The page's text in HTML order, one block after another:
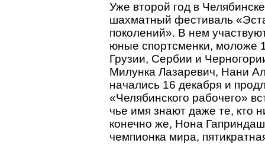
Уже второй год в
шахматный фестиваль
поколений». В нем
юные спортсменки, моложе
Грузии, Сербии и
Милунка Лазаревич, Нани
начались 16 декабря и
«Челябинского рабочего»
чье имя знают даже те, кто
конечно же, Нона
чемпионка мира,